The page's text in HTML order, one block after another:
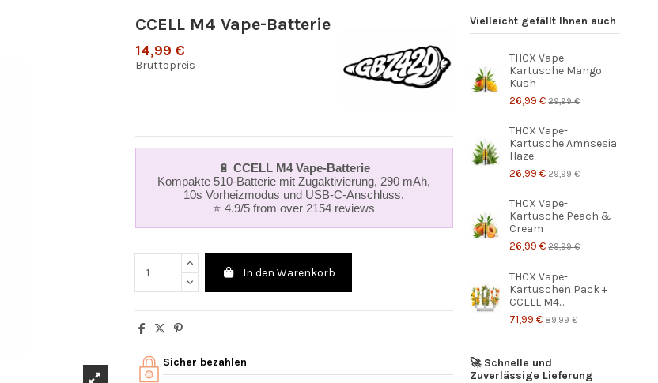
CCELL M4 Vape-Batterie
14,99 €
Bruttopreis
🔋 CCELL M4 Vape-Batterie
Kompakte 510-Batterie mit Zugaktivierung, 290 mAh,
10s Vorheizmodus und USB‑C-Anschluss.
⭐ 4.9/5 from over 2154 reviews
In den Warenkorb
Sicher bezahlen
Vielleicht gefällt Ihnen auch
THCX Vape-
Kartusche Mango
Kush
26,99 € 29,99 €
THCX Vape-
Kartusche Amnsesia
Haze
26,99 € 29,99 €
THCX Vape-
Kartusche Peach &
Cream
26,99 € 29,99 €
THCX Vape-
Kartuschen Pack +
CCELL M4...
71,99 € 89,99 €
🚀 Schnelle und
Zuverlässige Lieferung